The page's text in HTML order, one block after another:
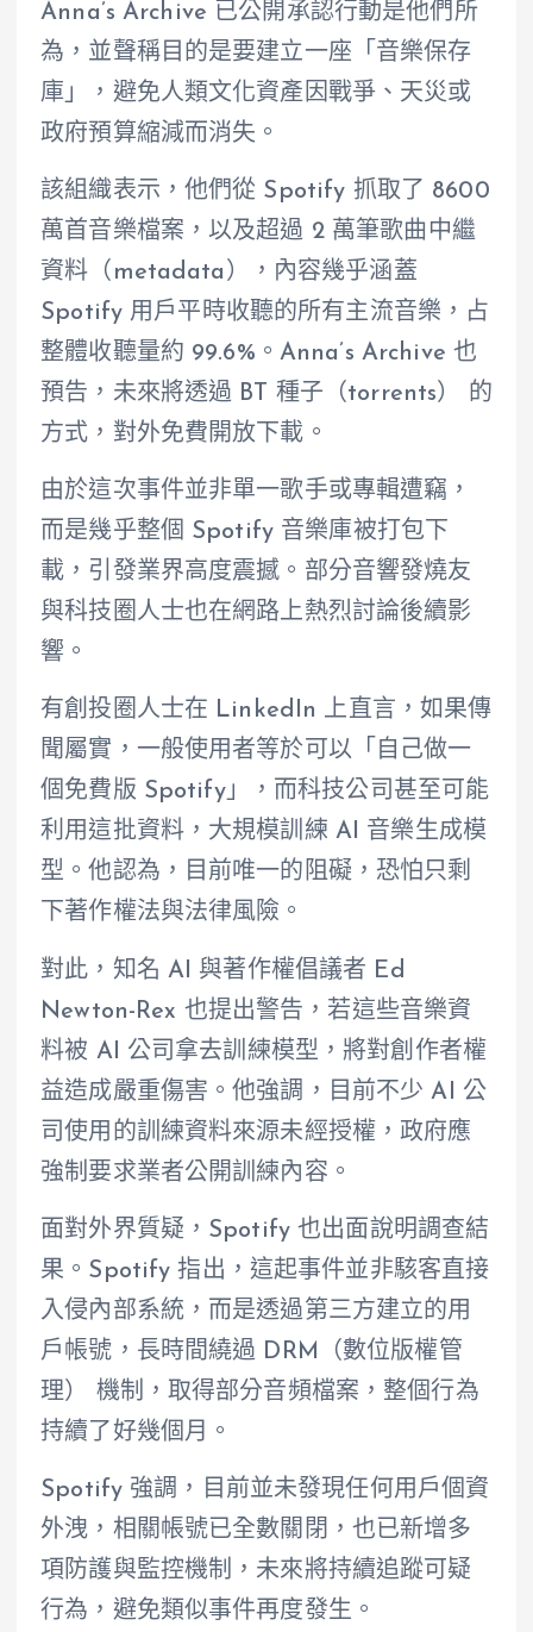
Anna’s Archive 已公開承認行動是他們所
為，並聲稱目的是要建立一座「音樂保存
庫」，避免人類文化資產因戰爭、天災或
政府預算縮減而消失。
該組織表示，他們從 Spotify 抓取了 8600
萬首音樂檔案，以及超過 2 萬筆歌曲中繼
資料（metadata），內容幾乎涵蓋
Spotify 用戶平時收聽的所有主流音樂，占
整體收聽量約 99.6%。Anna’s Archive 也
預告，未來將透過 BT 種子（torrents） 的
方式，對外免費開放下載。
由於這次事件並非單一歌手或專輯遭竊，
而是幾乎整個 Spotify 音樂庫被打包下
載，引發業界高度震撼。部分音響發燒友
與科技圈人士也在網路上熱烈討論後續影
響。
有創投圈人士在 LinkedIn 上直言，如果傳
聞屬實，一般使用者等於可以「自己做一
個免費版 Spotify」，而科技公司甚至可能
利用這批資料，大規模訓練 AI 音樂生成模
型。他認為，目前唯一的阻礙，恐怕只剩
下著作權法與法律風險。
對此，知名 AI 與著作權倡議者 Ed
Newton-Rex 也提出警告，若這些音樂資
料被 AI 公司拿去訓練模型，將對創作者權
益造成嚴重傷害。他強調，目前不少 AI 公
司使用的訓練資料來源未經授權，政府應
強制要求業者公開訓練內容。
面對外界質疑，Spotify 也出面說明調查結
果。Spotify 指出，這起事件並非駭客直接
入侵內部系統，而是透過第三方建立的用
戶帳號，長時間繞過 DRM（數位版權管
理） 機制，取得部分音頻檔案，整個行為
持續了好幾個月。
Spotify 強調，目前並未發現任何用戶個資
外洩，相關帳號已全數關閉，也已新增多
項防護與監控機制，未來將持續追蹤可疑
行為，避免類似事件再度發生。